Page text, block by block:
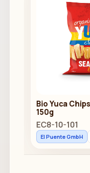
Bio Yuca
150g
EC8-10-101
El Puente GmbH